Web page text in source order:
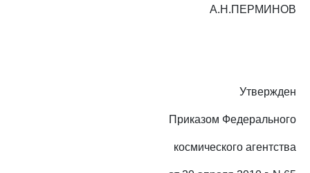
А.Н.ПЕРМИНОВ
Утвержден
Приказом Федерального
космического агентства